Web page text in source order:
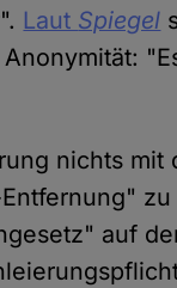
Laut Spiegel
nichts
auf